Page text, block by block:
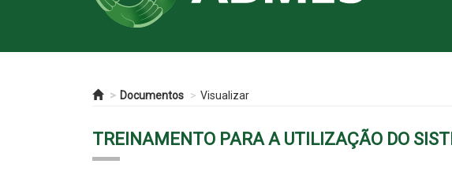
Documentos Visualizar
TREINAMENTO PARA A UTILIZAÇÃO DO